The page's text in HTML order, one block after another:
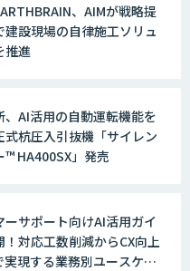
、AIMが戦略提
建設現場の自律施工ソリュ
推進
、AI活用の自動運転機能を
式杭圧入引抜機「サイレン
™ HA400SX」発売
ーサポート向けAI活用ガイ
！対応工数削減からCX向上
実現する業務別ユースケー